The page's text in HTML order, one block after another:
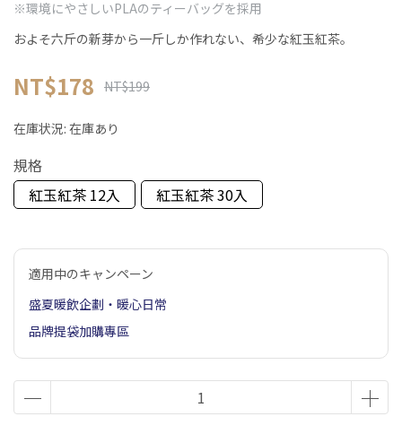
※環境にやさしいPLAのティーバッグを採用
およそ六斤の新芽から一斤しか作れない、希少な紅玉紅茶。
NT$178 NT$199
在庫状況: 在庫あり
規格
紅玉紅茶 12入
紅玉紅茶 30入
適用中のキャンペーン
盛夏暖飲企劃・暖心日常
品牌提袋加購專區